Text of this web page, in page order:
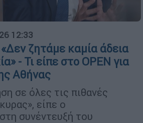
12:33
ζητάμε καμία άδεια
- Τι είπε στο OPEN για
Αθήνας
σε όλες τις πιθανές
είπε ο
συνέντευξή του